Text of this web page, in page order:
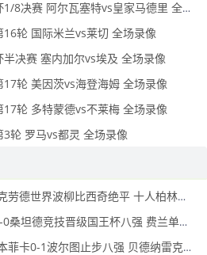
2026年01月15日 国王杯1/8决赛 阿尔瓦塞特vs皇家马德里 全场录像
轮 国际米兰vs莱切 全场录像
决赛 塞内加尔vs埃及 全场录像
轮 美因茨vs海登海姆 全场录像
轮 多特蒙德vs不莱梅 全场录像
轮 罗马vs都灵 全场录像
2026年01月16日 德甲-克劳德世界波柳比西奇绝平 十人柏林联合1-1奥格斯堡
2026年01月16日 巴萨2-0桑坦德竞技晋级国王杯八强 费兰单刀球破门亚马尔建功
2026年01月15日 葡杯-本菲卡0-1波尔图止步八强 贝德纳雷克制胜帕夫利季斯失良机